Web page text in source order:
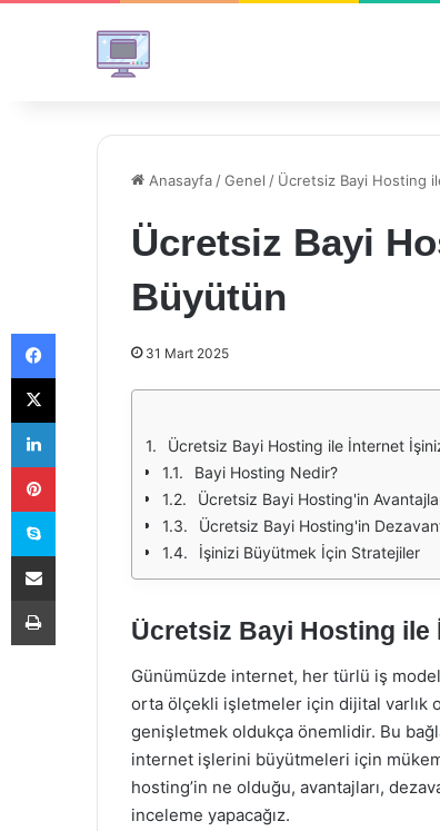
Anasayfa /Genel / Ücretsiz Bayi Hosting
Ücretsiz Bayi
Büyütün
31 Mart 2025
Ücretsiz Bayi Hosting ile İnternet
Bayi Hosting Nedir?
Ücretsiz Bayi Hosting'in
Ücretsiz Bayi Hosting'in
İşinizi Büyütmek İçin Stratejiler
Ücretsiz Bayi Hosting
Günümüzde internet, her türlü iş
orta ölçekli işletmeler için dijital varlık
genişletmek oldukça önemlidir. Bu
internet işlerini büyütmeleri için
hosting’in ne olduğu, avantajları,
inceleme yapacağız.
Facebook
X
LinkedIn
Pinterest
Skype
E-Posta ile paylaş